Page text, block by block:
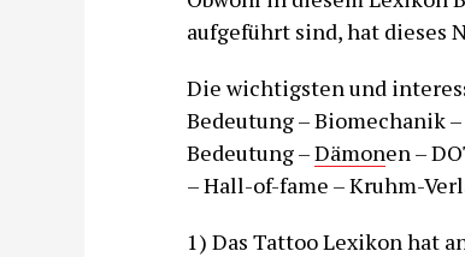
aufgeführt sind, hat dieses
Die wichtigsten und
Bedeutung – Biomechanik
Bedeutung –Dämonen –
– Hall-of-fame – Kruhm-
1) Das Tattoo Lexikon hat